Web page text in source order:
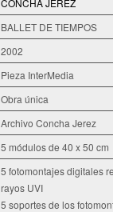
CONCHA JEREZ
BALLET DE TIEMPOS
2002
Pieza InterMedia
Obra única
Archivo Concha Jerez
5 módulos de 40 x 50 cm
5 fotomontajes digitales
rayos UVI
5 soportes de los